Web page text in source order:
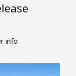
info